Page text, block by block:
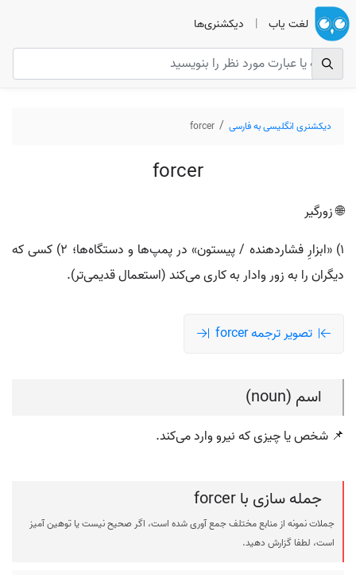
لغت یاب | دیکشنری‌ها
دیکشنری انگلیسی به فارسی forcer
forcer
🌐 زورگیر
۱) «ابزارِ فشاردهنده / پیستون» در پمپ‌ها و دستگاه‌ها؛ ۲) کسی که
دیگران را به زور وادار به کاری می‌کند (استعمال قدیمی‌تر).
تصویر ترجمه forcer
اسم (noun)
📌 شخص یا چیزی که نیرو وارد می‌کند.
جمله سازی با forcer
جملات نمونه از منابع مختلف جمع آوری شده است، اگر صحیح نیست یا توهین آمیز
است، لطفا گزارش دهید.